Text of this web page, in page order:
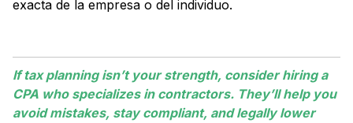
exacta de la empresa o del individuo.
If tax planning isn’t your strength, consider hiring a
CPA who specializes in contractors. They’ll help you
avoid mistakes, stay compliant, and legally lower